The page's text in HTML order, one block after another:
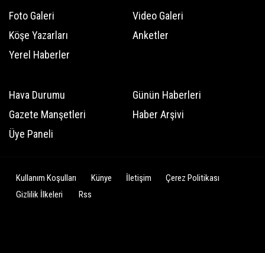
Foto Galeri
Video Galeri
Köşe Yazarları
Anketler
Yerel Haberler
Hava Durumu
Günün Haberleri
Gazete Manşetleri
Haber Arşivi
Üye Paneli
Kullanım Koşulları Künye İletişim
Çerez Politikası
Gizlilik İlkeleri
Rss